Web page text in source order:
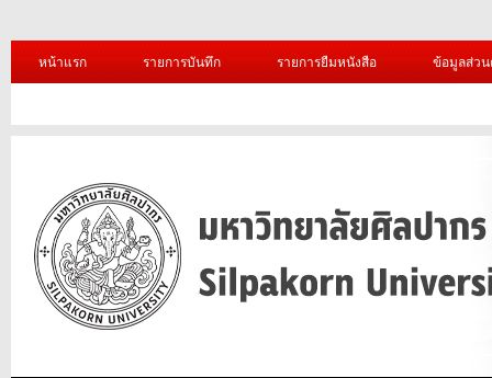
หน้าแรก รายการบันทึก รายการยืมหนังสือ ข้อมูลส่ว